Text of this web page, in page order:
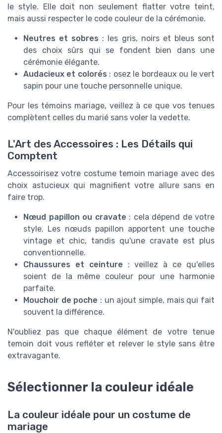
le style. Elle doit non seulement flatter votre teint,
mais aussi respecter le code couleur de la cérémonie.
Neutres et sobres : les gris, noirs et bleus sont
des choix sûrs qui se fondent bien dans une
cérémonie élégante.
Audacieux et colorés : osez le bordeaux ou le vert
sapin pour une touche personnelle unique.
Pour les témoins mariage, veillez à ce que vos tenues
complètent celles du marié sans voler la vedette.
L'Art des Accessoires : Les Détails qui
Comptent
Accessoirisez votre costume temoin mariage avec des
choix astucieux qui magnifient votre allure sans en
faire trop.
Nœud papillon ou cravate : cela dépend de votre
style. Les nœuds papillon apportent une touche
vintage et chic, tandis qu'une cravate est plus
conventionnelle.
Chaussures et ceinture : veillez à ce qu'elles
soient de la même couleur pour une harmonie
parfaite.
Mouchoir de poche : un ajout simple, mais qui fait
souvent la différence.
N'oubliez pas que chaque élément de votre tenue
temoin doit vous refléter et relever le style sans être
extravagante.
Sélectionner la couleur idéale
La couleur idéale pour un costume de
mariage